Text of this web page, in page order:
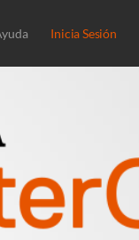
Inicia Sesión